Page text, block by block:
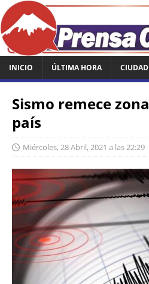
INICIO ÚLTIMA HORA CIUDAD
Sismo remece
país
Miércoles, 28 Abril, 2021 a las 22:29